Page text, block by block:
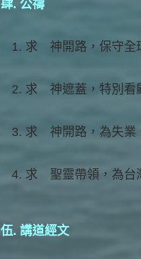
肆. 公禱
求 神開路，保守全
求 神遮蓋，特別看
求 神開路，為失業
求 聖靈帶領，為台
伍. 講道經文